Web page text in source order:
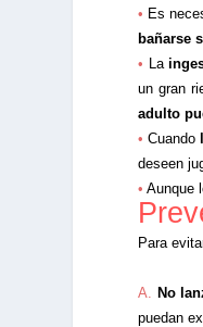
• Es
bañarse
• La
un gran
adulto
•Cuando
deseen
• Aunque
Para
A. No
puedan